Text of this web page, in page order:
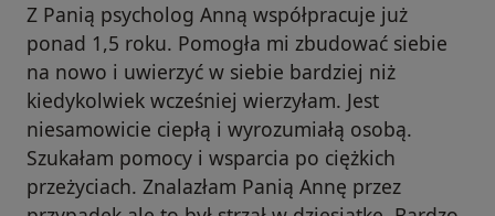
Z Panią psycholog Anną współpracuje już
ponad 1,5 roku. Pomogła mi zbudować siebie
na nowo i uwierzyć w siebie bardziej niż
kiedykolwiek wcześniej wierzyłam. Jest
niesamowicie ciepłą i wyrozumiałą osobą.
Szukałam pomocy i wsparcia po ciężkich
przeżyciach. Znalazłam Panią Annę przez